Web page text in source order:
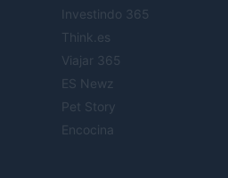
Investindo 365
Think.es
Viajar 365
ES Newz
Pet Story
Encocina